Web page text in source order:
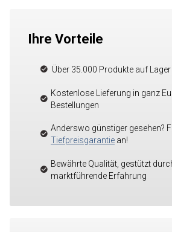
Ihre Vorteile
Über 35.000 Produkte auf
Kostenlose Lieferung in ganz
Bestellungen
Anderswo günstiger gesehen?
Tiefpreisgarantie an!
Bewährte Qualität, gestützt
marktführende Erfahrung